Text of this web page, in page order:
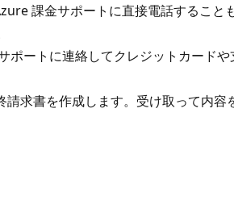
課金サポートに直接電話すること
ートに連絡してクレジットカード
求書を作成します。受け取って内